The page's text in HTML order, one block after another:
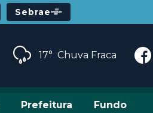
Sebrae
17° Chuva Fraca
Prefeitura
Fundo